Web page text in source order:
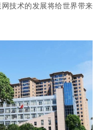
技术的发展将给世界带来